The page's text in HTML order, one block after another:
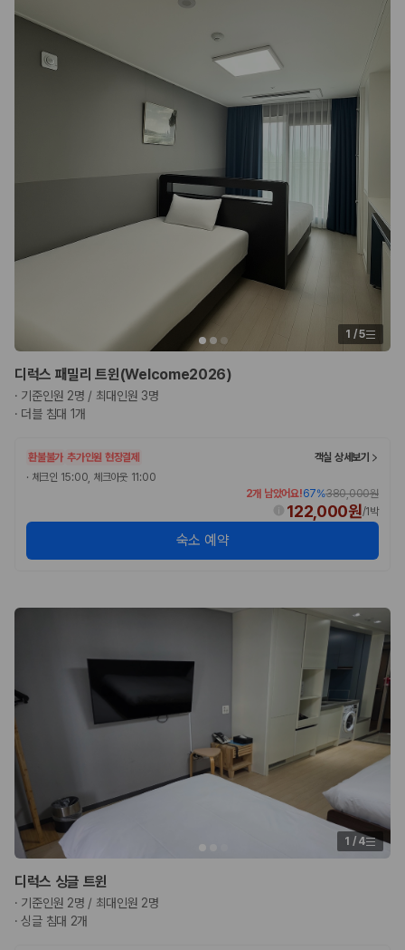
1 /5
디럭스 패밀리 트윈(Welcome2026)
· 기준인원 2명 / 최대인원 3명
· 더블 침대 1개
환불불가 추가인원 현장결제
객실 상세보기
· 체크인 15:00, 체크아웃 11:00
2개 남았어요!67%380,000원
122,000원/1박
숙소 예약
1 / 4
디럭스 싱글 트윈
· 기준인원 2명 / 최대인원 2명
·싱글 침대 2개